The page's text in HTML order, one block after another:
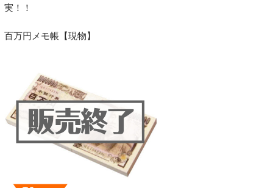
実！！
百万円メモ帳【現物】